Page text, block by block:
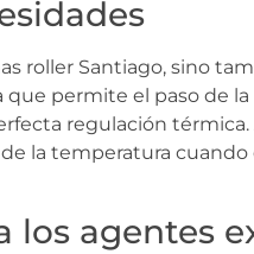
roller Santiago, sino
permite el paso de la
regulación térmica.
la temperatura cuando
los agentes